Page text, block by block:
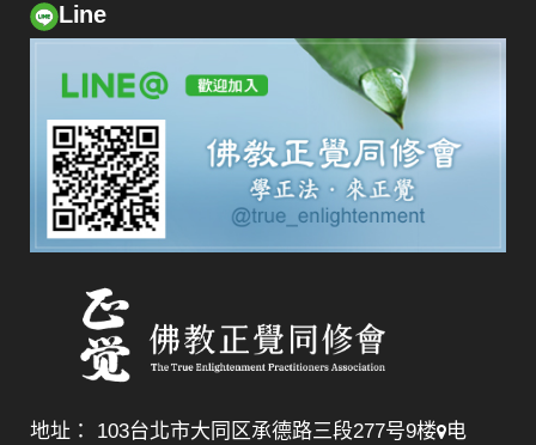
Line
地址： 103台北市大同区承德路三段277号9楼 电